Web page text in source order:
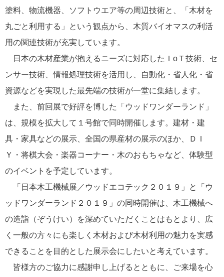
塗料、物流機器、ソフトウエア等の周辺技術と、「木材を
丸ごと利用する」という観点から、木質バイオマスの利活
用の関連技術が充実しています。
日本の木材産業が抱えるニーズに対応したＩоＴ技術、セ
ンサー技術、情報処理技術を活用し、自動化・省人化・省
資源などを実現した最先端の技術が一堂に集結します。
また、前回展で好評を博した「ウッドワンダーランド」
は、規模を拡大して１号館で同時開催します。建材・建
具・家具などの展示、全国の県産材の展示のほか、ＤＩ
Ｙ・将棋大会・楽器コーナー・木のおもちゃなど、体験型
のイベントを予定しています。
「日本木工機械展／ウッドエコテック２０１９」と「ウ
ッドワンダーランド２０１９」の同時開催は、木工機械へ
の造詣（ぞうけい）を深めていただくことはもとより、広
く一般の方々にも楽しく木材および木材利用の魅力を実感
できることを目的とした展示会にしたいと考えています。
皆様方のご協力に感謝申し上げるとともに、ご来場を心